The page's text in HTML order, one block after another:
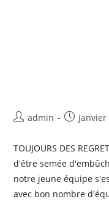
admin janvier
TOUJOURS DES
d'être semée
notre jeune équipe
avec bon nombre